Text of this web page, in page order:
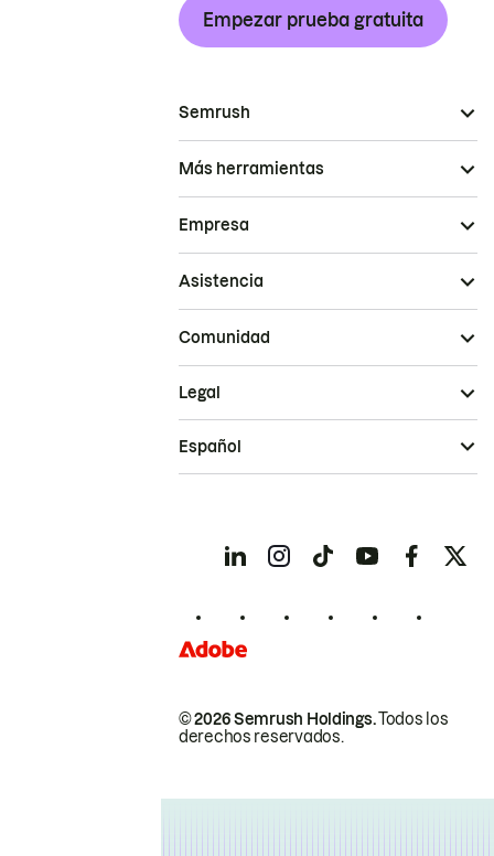
Empezar prueba gratuita
Semrush
Más herramientas
Empresa
Asistencia
Comunidad
© 2026 Semrush Holdings.Todos los
derechos reservados.
Legal
Español